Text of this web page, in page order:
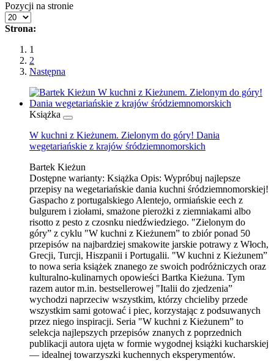
Pozycji na stronie
Strona:
1
2
Następna
Książka
W kuchni z Kieżunem. Zielonym do góry! Dania
wegetariańskie z krajów śródziemnomorskich
Bartek Kieżun
Dostępne warianty: Książka Opis: Wypróbuj najlepsze
przepisy na wegetariańskie dania kuchni śródziemnomorskiej!
Gaspacho z portugalskiego Alentejo, ormiańskie eech z
bulgurem i ziołami, smażone pierożki z ziemniakami albo
risotto z pesto z czosnku niedźwiedziego. "Zielonym do
góry” z cyklu "W kuchni z Kieżunem” to zbiór ponad 50
przepisów na najbardziej smakowite jarskie potrawy z Włoch,
Grecji, Turcji, Hiszpanii i Portugalii. "W kuchni z Kieżunem”
to nowa seria książek znanego ze swoich podróżniczych oraz
kulturalno-kulinarnych opowieści Bartka Kieżuna. Tym
razem autor m.in. bestsellerowej "Italii do zjedzenia”
wychodzi naprzeciw wszystkim, którzy chcieliby przede
wszystkim sami gotować i piec, korzystając z podsuwanych
przez niego inspiracji. Seria "W kuchni z Kieżunem” to
selekcja najlepszych przepisów znanych z poprzednich
publikacji autora ujęta w formie wygodnej książki kucharskiej
— idealnej towarzyszki kuchennych eksperymentów.